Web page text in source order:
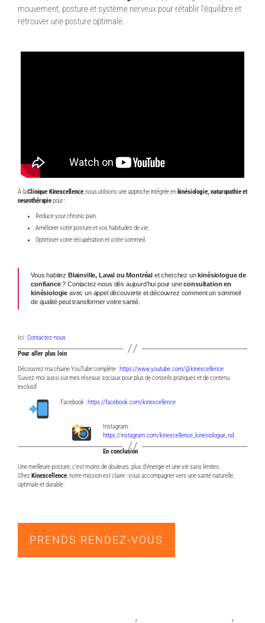
mouvement, posture et système nerveux pour rétablir l’équilibre et
retrouver une posture optimale.
À laClinique Kinexcellence, nous utilisons une approche intégrée en kinésiologie, naturopathie et
neurothérapiepour :
Reduce your chronic pain.
Améliorer votre posture et vos habitudes de vie.
Optimiser votre récupération et votre sommeil.
Vous habitez Blainville, Laval ou Montréal et cherchez unkinésiologue de
confiance?Contactez-nous dès aujourd’hui pour uneconsultation en
kinésiologie avec un appel découverte et découvrez comment un sommeil
de qualité peut transformer votre santé.
Ici :Contactez-nous
Pour aller plus loin
Découvrez ma chaine YouTube complète : https://www.youtube.com/@kinexcellence
Suivez-moi aussi sur mes réseaux sociaux pour plus de conseils pratiques et de contenu
exclusif.
Facebook : https://facebook.com/kinexcellence
Instagram :
https://instagram.com/kinexcellence_kinesiologue_nd
En conclusion
Une meilleure posture, c’est moins de douleurs, plus d’énergie et une vie sans limites.
ChezKinexcellence, notre mission est claire : vous accompagner vers une santé naturelle,
optimale et durable.
PRENDS RENDEZ-VOUS
,
,